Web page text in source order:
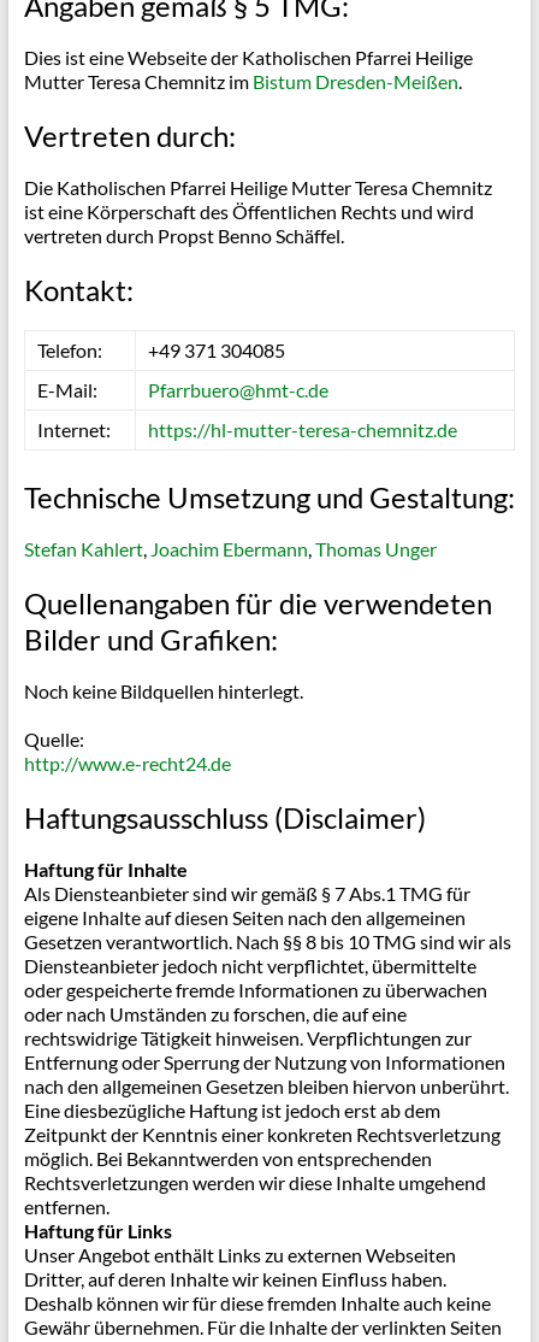
Dies ist eine Webseite der Katholischen Pfarrei Heilige
Mutter Teresa Chemnitz im Bistum Dresden-Meißen.
Vertreten durch:
Die Katholischen Pfarrei Heilige Mutter Teresa Chemnitz
ist eine Körperschaft des Öffentlichen Rechts und wird
vertreten durch Propst Benno Schäffel.
Kontakt:
Telefon:
+49 371 304085
E-Mail:
Pfarrbuero@hmt-c.de
Internet:
https://hl-mutter-teresa-chemnitz.de
Technische Umsetzung und Gestaltung:
Stefan Kahlert, Joachim Ebermann,Thomas Unger
Quellenangaben für die verwendeten
Bilder und Grafiken:
Noch keine Bildquellen hinterlegt.
Quelle:
http://www.e-recht24.de
Haftungsausschluss (Disclaimer)
Haftung für Inhalte
Als Diensteanbieter sind wir gemäß § 7 Abs.1 TMG für
eigene Inhalte auf diesen Seiten nach den allgemeinen
Gesetzen verantwortlich. Nach §§ 8 bis 10 TMG sind wir als
Diensteanbieter jedoch nicht verpflichtet, übermittelte
oder gespeicherte fremde Informationen zu überwachen
oder nach Umständen zu forschen, die auf eine
rechtswidrige Tätigkeit hinweisen. Verpflichtungen zur
Entfernung oder Sperrung der Nutzung von Informationen
nach den allgemeinen Gesetzen bleiben hiervon unberührt.
Eine diesbezügliche Haftung ist jedoch erst ab dem
Zeitpunkt der Kenntnis einer konkreten Rechtsverletzung
möglich. Bei Bekanntwerden von entsprechenden
Rechtsverletzungen werden wir diese Inhalte umgehend
entfernen.
Haftung für Links
Unser Angebot enthält Links zu externen Webseiten
Dritter, auf deren Inhalte wir keinen Einfluss haben.
Deshalb können wir für diese fremden Inhalte auch keine
Gewähr übernehmen. Für die Inhalte der verlinkten Seiten